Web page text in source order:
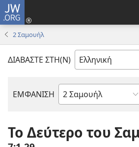
JW.ORG
2 Σαμουήλ
ΔΙΑΒΑΣΤΕ ΣΤΗ(Ν)
ΕΜΦΑΝΙΣΗ
Βιβλίο
Γραφής
Το Δεύτερο του